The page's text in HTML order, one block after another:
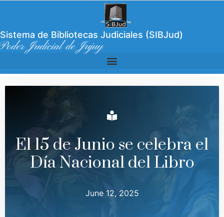
Sistema de Bibliotecas Judiciales (SIBJud)
Poder Judicial de Jujuy
El 15 de Junio se celebra el
Día Nacional del Libro
June 12, 2025